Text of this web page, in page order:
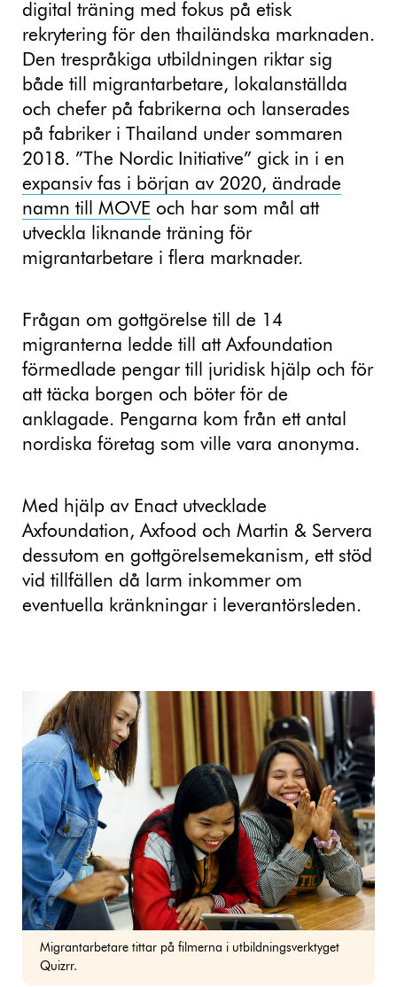
digital träning med fokus på etisk
rekrytering för den thailändska marknaden.
Den trespråkiga utbildningen riktar sig
både till migrantarbetare, lokalanställda
och chefer på fabrikerna och lanserades
på fabriker i Thailand under sommaren
2018. ”The Nordic Initiative” gick in i en
expansiv fas i början av 2020, ändrade
namn till MOVE och har som mål att
utveckla liknande träning för
migrantarbetare i flera marknader.
Frågan om gottgörelse till de 14
migranterna ledde till att Axfoundation
förmedlade pengar till juridisk hjälp och för
att täcka borgen och böter för de
anklagade. Pengarna kom från ett antal
nordiska företag som ville vara anonyma.
Med hjälp av Enact utvecklade
Axfoundation, Axfood och Martin & Servera
dessutom en gottgörelsemekanism, ett stöd
vid tillfällen då larm inkommer om
eventuella kränkningar i leverantörsleden.
Migrantarbetare tittar på filmerna i utbildningsverktyget
Quizrr.